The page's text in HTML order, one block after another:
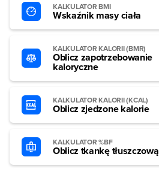
KALKULATOR BMI
Wskaźnik masy ciała
KALKULATOR KALORII (BMR)
Oblicz zapotrzebowanie
kaloryczne
KALKULATOR KALORII (KCAL)
Oblicz zjedzone kalorie
KALKULATOR %BF
Oblicz tkankę tłuszczową